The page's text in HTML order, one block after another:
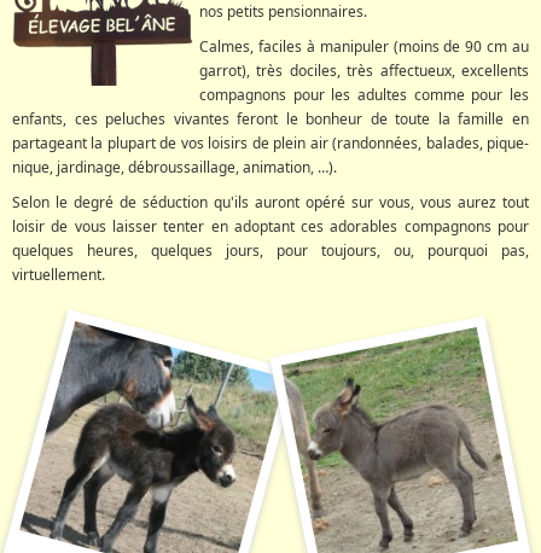
nos petits pensionnaires.
Calmes, faciles à manipuler (moins de 90 cm au
garrot), très dociles, très affectueux, excellents
compagnons pour les adultes comme pour les
enfants, ces peluches vivantes feront le bonheur de toute la famille en
partageant la plupart de vos loisirs de plein air (randonnées, balades, pique-
nique, jardinage, débroussaillage, animation, …).
Selon le degré de séduction qu'ils auront opéré sur vous, vous aurez tout
loisir de vous laisser tenter en adoptant ces adorables compagnons pour
quelques heures, quelques jours, pour toujours, ou, pourquoi pas,
virtuellement.